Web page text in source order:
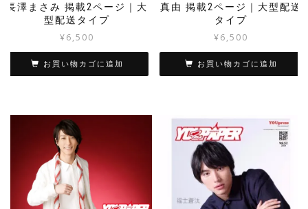
長澤まさみ 掲載2ページ｜大
型配送タイプ
¥6,500
お買い物カゴに追加
真由 掲載2ページ｜大型配送
タイプ
¥6,500
お買い物カゴに追加